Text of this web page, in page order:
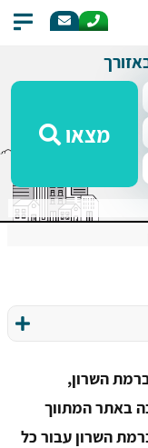
מצאו
השרון,
באתר המתווך
השרון עבור כל